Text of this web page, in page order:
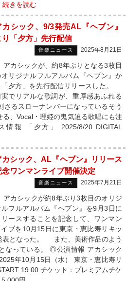
続きを読む
カシック、9/3発売AL『ヘブン』
り「夕方」先行配信
音楽ニュース 2025年8月21日
カシックが、約8年ぶりとなる3枚目
オリジナルフルアルバム『ヘブン』か
「夕方」を先行配信リリースした。
でリアルな歌詞が、重厚感あふれる
さるスローナンバーになっているそう
、Vocal・理姫の鬼気迫る歌唱にも注
報 「夕方」 2025/8/20 DIGITAL
カシック、AL『ヘブン』リリース
念ワンマンライブ開催決定
音楽ニュース 2025年7月21日
カシックが約8年ぶり3枚目のオリジ
フルアルバム『ヘブン』を9月3日に
リースすることを記念して、ワンマン
イブを10月15日に東京・恵比寿リキッ
表となった。 また、美術作品のよう
なっている。 ◎公演情報 アカシック
年10月15日（水） 東京・恵比寿リ
19:00 チケット：プレミアムチケ